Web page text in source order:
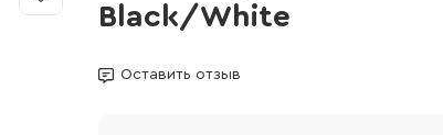
Black/White
Оставить отзыв